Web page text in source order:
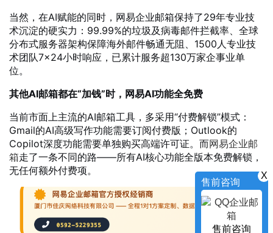
当然，在AI赋能的同时，网易企业邮箱保持了29年专业技
术沉淀的硬实力：99.99%的垃圾及病毒邮件拦截率、全球
分布式服务器架构保障海外邮件畅通无阻、1500人专业技
术团队7×24小时响应，已累计服务超130万家企事业单
位。
其他AI邮箱都在“加钱”时，网易AI功能全免费
当前市面上主流的AI邮箱工具，多采用“付费解锁”模式：
Gmail的AI高级写作功能需要订阅付费版；Outlook的
Copilot深度功能需要单独购买高端许可证。而网易企业邮
箱走了一条不同的路——所有AI核心功能全版本免费解锁，
无任何额外付费项。
X
售前咨询
售前咨询